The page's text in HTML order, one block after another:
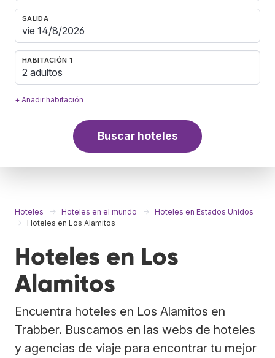
SALIDA
HABITACIÓN 1
2 adultos
+ Añadir habitación
Buscar hoteles
Hoteles Hoteles en el mundo
Hoteles en Estados Unidos
Hoteles en Los Alamitos
Hoteles en Los
Alamitos
Encuentra hoteles en Los Alamitos en
Trabber. Buscamos en las webs de hoteles
y agencias de viaje para encontrar tu mejor